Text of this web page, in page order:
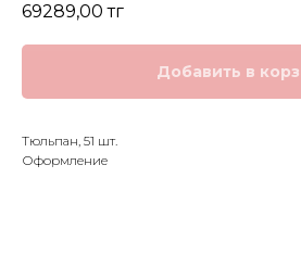
69289,00 тг
Добавить в
Тюльпан, 51 шт.
Оформление